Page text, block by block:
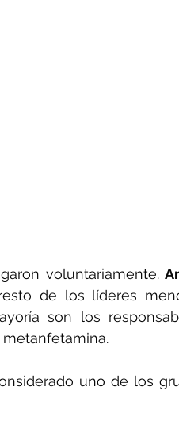
voluntariamente.
de los líderes
son los
uno de los